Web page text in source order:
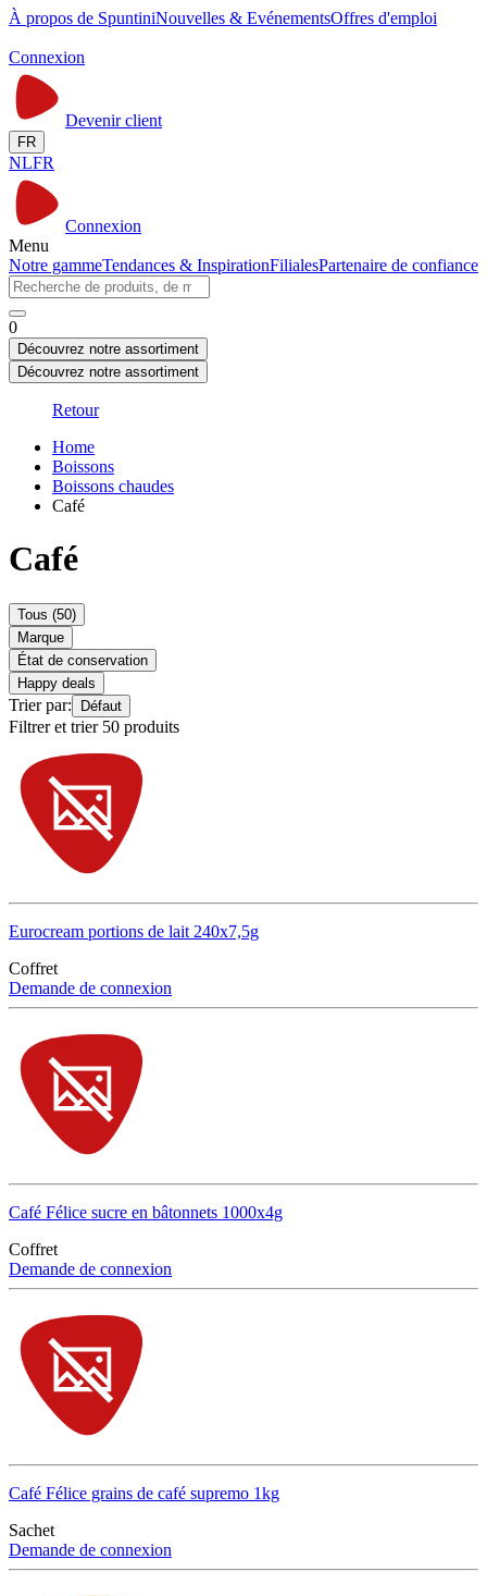
À propos de SpuntiniNouvelles & EvénementsOffres d'emploi
Connexion
Devenir client
FR
NLFR
Connexion
Menu
Notre gammeTendances & InspirationFilialesPartenaire de confiance
0
Découvrez notre assortiment
Découvrez notre assortiment
Retour
Home
Boissons
Boissons chaudes
Café
Café
Tous (50)
Marque
État de conservation
Happy deals
Trier par: Défaut
Filtrer et trier 50 produits
Eurocream portions de lait 240x7,5g
Coffret
Demande de connexion
Café Félice sucre en bâtonnets 1000x4g
Coffret
Demande de connexion
Café Félice grains de café supremo 1kg
Sachet
Demande de connexion